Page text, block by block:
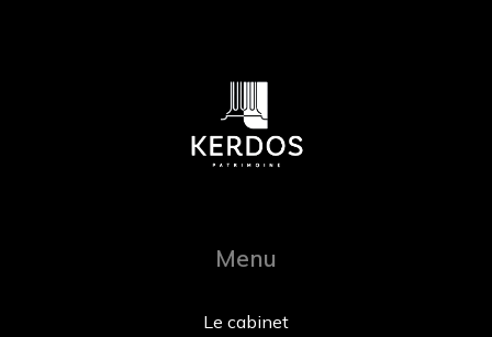
Menu
Le cabinet